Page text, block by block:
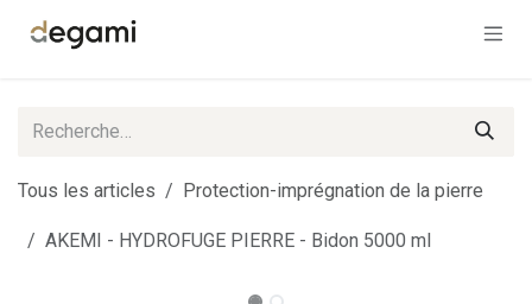
Tous les articles Protection-imprégnation de la pierre
AKEMI - HYDROFUGE PIERRE - Bidon 5000 ml